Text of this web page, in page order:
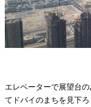
エレベーターで展望台
てドバイのまちを見下